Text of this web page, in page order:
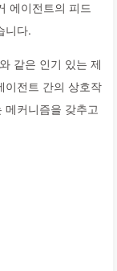
에이전트의 피드
니다.
같은 인기 있는 제
이전트 간의 상호작
메커니즘을 갖추고